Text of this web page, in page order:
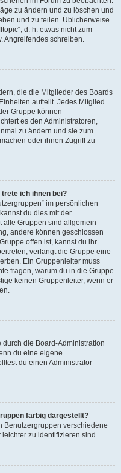
zu ändern und zu löschen und
und zu teilen. Üblicherweise
d. h. etwas nicht zum
Angreifendes schreiben.
die die Mitglieder des Boards
aufteilt. Jedes Mitglied
Gruppe können
es den Administratoren,
zu ändern und sie zum
oder ihnen Zugriff zu
ich ihnen bei?
im persönlichen
du dies mit der
alle Gruppen sind allgemein
andere können geschlossen
offen ist, kannst du ihr
verlangt die Gruppe eine
Ein Gruppenleiter muss
fragen, warum du in die Gruppe
keinen Gruppenleiter, wenn er
die Board-Administration
du eine eigene
du einen Administrator
farbig dargestellt?
Benutzergruppen verschiedene
zu identifizieren sind.